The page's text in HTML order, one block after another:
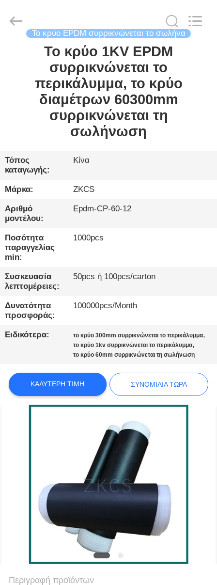
ΠΡΟΪΌΝΤΑ
ΒΊΝΤΕΟ
ΕΜΆΣ
ΞΕΝΆΓΗΣΗ
ΣΤΟ
ΕΡΓΟΣΤΆΣΙΟ
ΠΟΙΟΤΙΚΌΣ
ΕΠΙΚΟΙΝΩΝΉΣΤΕ
ΜΑΖΊ
ΜΑΣ
ΥΠΟΘΈΣΕΙΣ
ΠΟΛΙΤΙΚΉ
ΑΠΟΡΡΉΤΟΥ
INDUSTRIAL
CO.,
Το κρύο EPDM συρρικνώνεται το σωλήνα
Το κρύο 1KV EPDM
συρρικνώνεται το
περικάλυμμα, το κρύο
διαμέτρων 60300mm
συρρικνώνεται τη
σωλήνωση
Τόπος
καταγωγής:
Κίνα
Μάρκα: ZKCS
Αριθμό
μοντέλου:
Epdm-CP-60-12
Ποσότητα
παραγγελίας
min:
1000pcs
Συσκευασία
λεπτομέρειες:
50pcs ή 100pcs/carton
Δυνατότητα
προσφοράς:
100000pcs/Month
Ειδικότερα: το κρύο 300mm συρρικνώνεται το περικάλυμμα,
το κρύο 1kv συρρικνώνεται το περικάλυμμα,
το κρύο 60mm συρρικνώνεται τη σωλήνωση
ΚΑΛΎΤΕΡΗ ΤΙΜΉ ΣΥΝΟΜΙΛΊΑ ΤΏΡΑ
Περιγραφή προϊόντων